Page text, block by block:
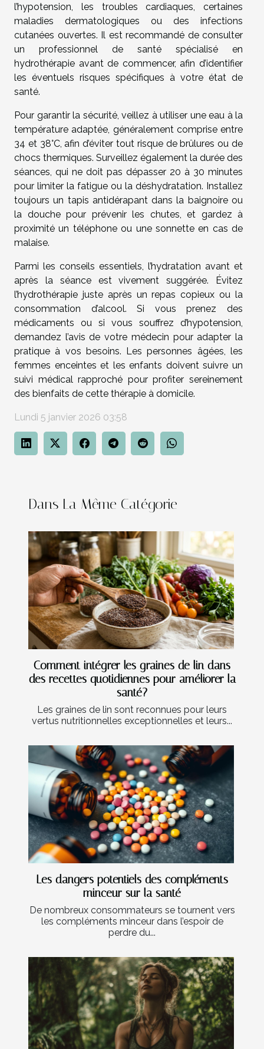
l’hypotension, les troubles cardiaques, certaines
maladies dermatologiques ou des infections
cutanées ouvertes. Il est recommandé de consulter
un professionnel de santé spécialisé en
hydrothérapie avant de commencer, afin d’identifier
les éventuels risques spécifiques à votre état de
santé.
Pour garantir la sécurité, veillez à utiliser une eau à la
température adaptée, généralement comprise entre
34 et 38°C, afin d’éviter tout risque de brûlures ou de
chocs thermiques. Surveillez également la durée des
séances, qui ne doit pas dépasser 20 à 30 minutes
pour limiter la fatigue ou la déshydratation. Installez
toujours un tapis antidérapant dans la baignoire ou
la douche pour prévenir les chutes, et gardez à
proximité un téléphone ou une sonnette en cas de
malaise.
Parmi les conseils essentiels, l’hydratation avant et
après la séance est vivement suggérée. Évitez
l’hydrothérapie juste après un repas copieux ou la
consommation d’alcool. Si vous prenez des
médicaments ou si vous souffrez d’hypotension,
demandez l’avis de votre médecin pour adapter la
pratique à vos besoins. Les personnes âgées, les
femmes enceintes et les enfants doivent suivre un
suivi médical rapproché pour profiter sereinement
des bienfaits de cette thérapie à domicile.
Lundi 5 janvier 2026 03:58
Dans La Même Catégorie
Comment intégrer les graines de lin dans
des recettes quotidiennes pour améliorer la
santé?
Les graines de lin sont reconnues pour leurs
vertus nutritionnelles exceptionnelles et leurs...
Les dangers potentiels des compléments
minceur sur la santé
De nombreux consommateurs se tournent vers
les compléments minceur dans l’espoir de
perdre du...